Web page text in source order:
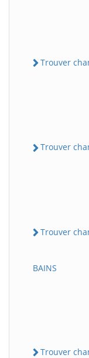
Trouver
Trouver
Trouver
BAINS
Trouver